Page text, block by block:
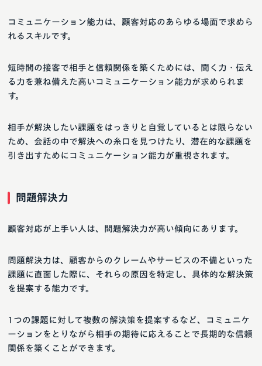
コミュニケーション能力は、顧客対応のあらゆる場面で求めら
れるスキルです。
短時間の接客で相手と信頼関係を築くためには、聞く力・伝え
る力を兼ね備えた高いコミュニケーション能力が求められま
す。
相手が解決したい課題をはっきりと自覚しているとは限らない
ため、会話の中で解決への糸口を見つけたり、潜在的な課題を
引き出すためにコミュニケーション能力が重視されます。
問題解決力
顧客対応が上手い人は、問題解決力が高い傾向にあります。
問題解決力は、顧客からのクレームやサービスの不備といった
課題に直面した際に、それらの原因を特定し、具体的な解決策
を提案する能力です。
1つの課題に対して複数の解決策を提案するなど、コミュニケ
ーションをとりながら相手の期待に応えることで長期的な信頼
関係を築くことができます。